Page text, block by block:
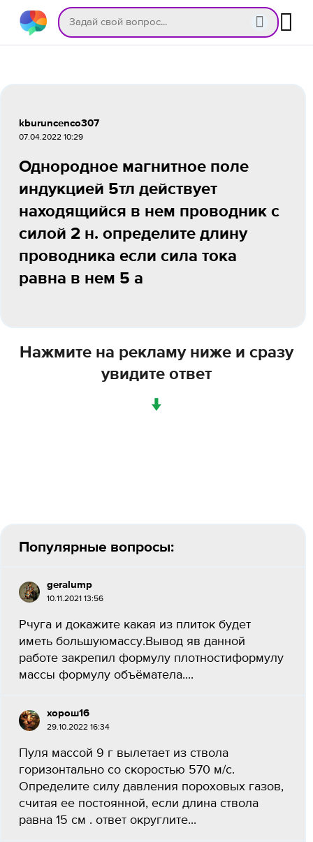
kburuncenco307
07.04.2022 10:29
Однородное магнитное поле
индукцией 5тл действует
находящийся в нем проводник с
силой 2 н. определите длину
проводника если сила тока
равна в нем 5 а
Нажмите на рекламу ниже и сразу
увидите ответ
↓
Популярные вопросы:
geralump
10.11.2021 13:56
Pчуга и докажите какая из плиток будет
иметь большуюмассу.Вывод яв данной
работе закрепил формулу плотностиформулу
массы формулу объёматела.​...
хорош16
29.10.2022 16:34
Пуля массой 9 г вылетает из ствола
горизонтально со скоростью 570 м/с.
Определите силу давления пороховых газов,
считая ее постоянной, если длина ствола
равна 15 см . ответ округлите...